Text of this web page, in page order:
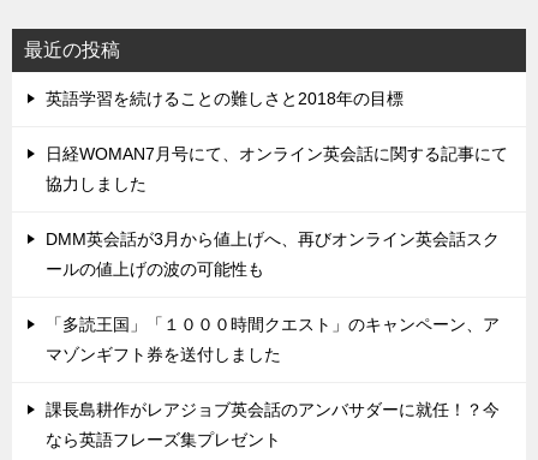
最近の投稿
英語学習を続けることの難しさと2018年の目標
日経WOMAN7月号にて、オンライン英会話に関する記事にて
協力しました
DMM英会話が3月から値上げへ、再びオンライン英会話スク
ールの値上げの波の可能性も
「多読王国」「１０００時間クエスト」のキャンペーン、ア
マゾンギフト券を送付しました
課長島耕作がレアジョブ英会話のアンバサダーに就任！？今
なら英語フレーズ集プレゼント